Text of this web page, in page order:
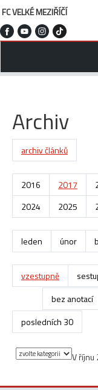
FC VELKÉ MEZIŘÍČÍ
Archiv
archiv článků
2016 2017
2024
2025
leden únor
vzestupně
bez anotací
posledních 30
V říjnu